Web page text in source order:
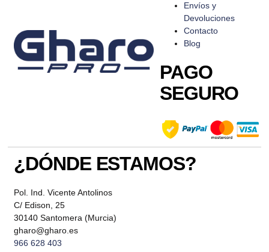
Envíos y
Devoluciones
Contacto
Blog
PAGO
SEGURO
¿DÓNDE ESTAMOS?
Pol. Ind. Vicente Antolinos
C/ Edison, 25
30140 Santomera (Murcia)
gharo@gharo.es
966 628 403